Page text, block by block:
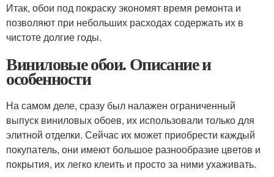
Итак, обои под покраску экономят время ремонта и
позволяют при небольших расходах содержать их в
чистоте долгие годы.
Виниловые обои. Описание и
особенности
На самом деле, сразу был налажен ограниченный
выпуск виниловых обоев, их использовали только для
элитной отделки. Сейчас их может приобрести каждый
покупатель, они имеют большое разнообразие цветов и
покрытия, их легко клеить и просто за ними ухаживать.